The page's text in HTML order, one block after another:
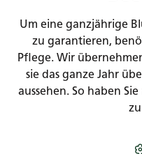
Um eine ganzjährige
zu garantieren,
Pflege. Wir
sie das ganze Jahr
aussehen. So haben